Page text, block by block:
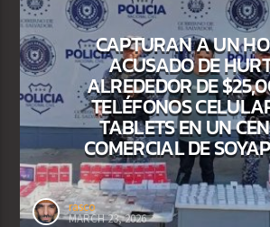
CAPTURAN A UN
ACUSADO DE
ALREDEDOR DE
TELÉFONOS
TABLETS EN UN
COMERCIAL DE
rasco
MARCH 23, 2026